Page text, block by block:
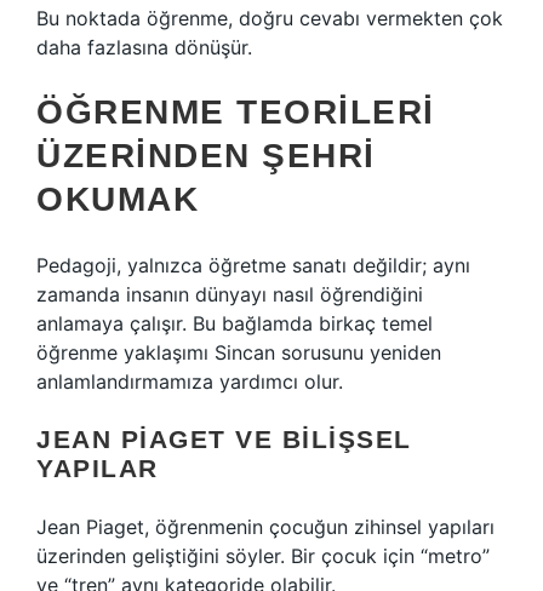
Bu noktada öğrenme, doğru cevabı vermekten çok
daha fazlasına dönüşür.
ÖĞRENME TEORILERI
ÜZERINDEN ŞEHRI
OKUMAK
Pedagoji, yalnızca öğretme sanatı değildir; aynı
zamanda insanın dünyayı nasıl öğrendiğini
anlamaya çalışır. Bu bağlamda birkaç temel
öğrenme yaklaşımı Sincan sorusunu yeniden
anlamlandırmamıza yardımcı olur.
JEAN PIAGET VE BILIŞSEL
YAPILAR
Jean Piaget, öğrenmenin çocuğun zihinsel yapıları
üzerinden geliştiğini söyler. Bir çocuk için “metro”
ve “tren” aynı kategoride olabilir.